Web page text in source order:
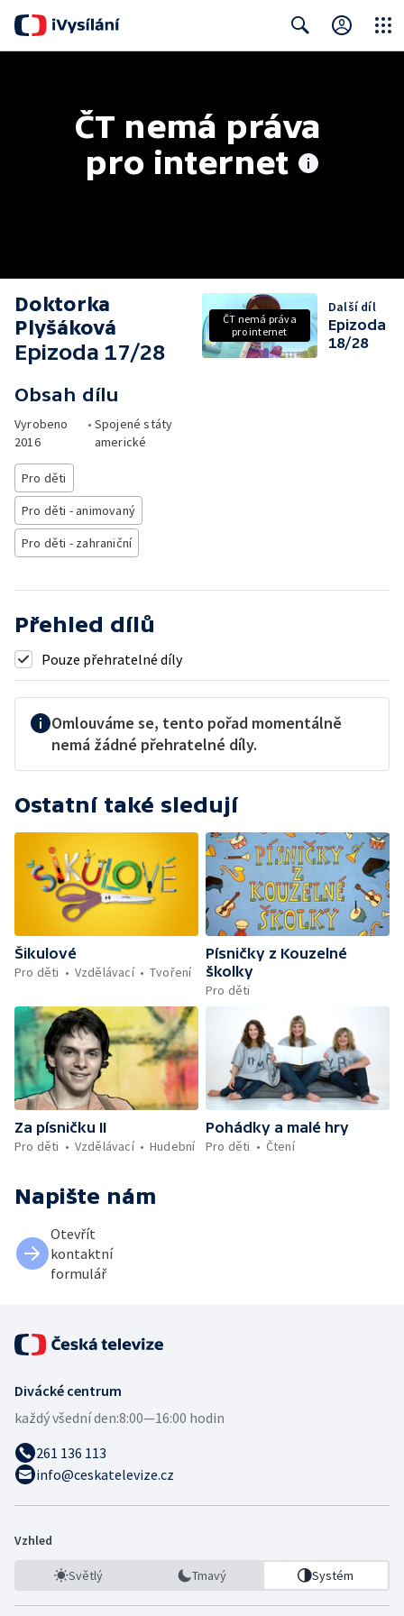
ČT nemá práva
pro internet
Doktorka
Plyšáková
Epizoda 17/28
Obsah dílu
Vyrobeno
2016
• Spojené státy
americké
Pro děti
Pro děti - animovaný
Pro děti - zahraniční
ČT nemá práva
pro internet
Další díl
Epizoda
18/28
Přehled dílů
Pouze přehratelné díly
Omlouváme se, tento pořad momentálně
nemá žádné přehratelné díly.
Ostatní také sledují
Šikulové
Pro děti
Vzdělávací Tvoření
Písničky z Kouzelné
školky
Pro děti
Za písničku II
Pro děti
Vzdělávací Hudební
Pohádky a malé hry
Pro děti
Čtení
Napište nám
Otevřít
kontaktní
formulář
Divácké centrum
každý všední den:8:00—16:00 hodin
261 136 113
info@ceskatelevize.cz
Vzhled
Světlý Tmavý Systém